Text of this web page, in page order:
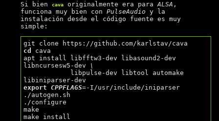
Si bien cavaoriginalmente era paraALSA ,
funciona muy bien con PulseAudio y la
instalación desde el código fuente es muy
simple:
cd
cava
apt install libfftw3-dev libasound2-dev
libncursesw5-dev
\
export
CPPFLAGS=-I/usr/include/iniparser
./autogen.sh
./configure
make
make install